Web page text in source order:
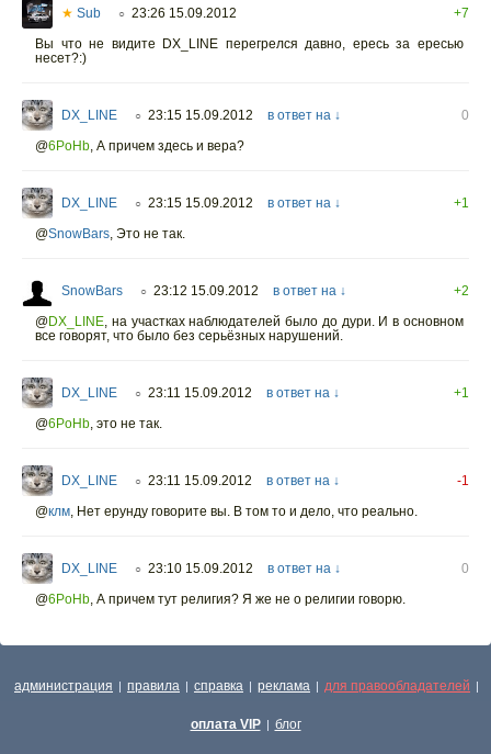
★ Sub ○ 23:26 15.09.2012
+7
Вы что не видите DX_LINE перегрелся давно, ересь за ересью
несет?:)
DX_LINE ○ 23:15 15.09.2012 в ответ на ↓
0
@6PoHb, А причем здесь и вера?
DX_LINE ○ 23:15 15.09.2012 в ответ на ↓
+1
@SnowBars, Это не так.
SnowBars ○ 23:12 15.09.2012 в ответ на ↓
+2
@DX_LINE, на участках наблюдателей было до дури. И в основном
все говорят, что было без серьёзных нарушений.
DX_LINE ○ 23:11 15.09.2012 в ответ на ↓
+1
@6PoHb, это не так.
DX_LINE ○ 23:11 15.09.2012 в ответ на ↓
-1
@клм, Нет ерунду говорите вы. В том то и дело, что реально.
DX_LINE ○ 23:10 15.09.2012 в ответ на ↓
0
@6PoHb, А причем тут религия? Я же не о религии говорю.
администрация | правила | справка | реклама | для правообладателей |
оплата VIP | блог